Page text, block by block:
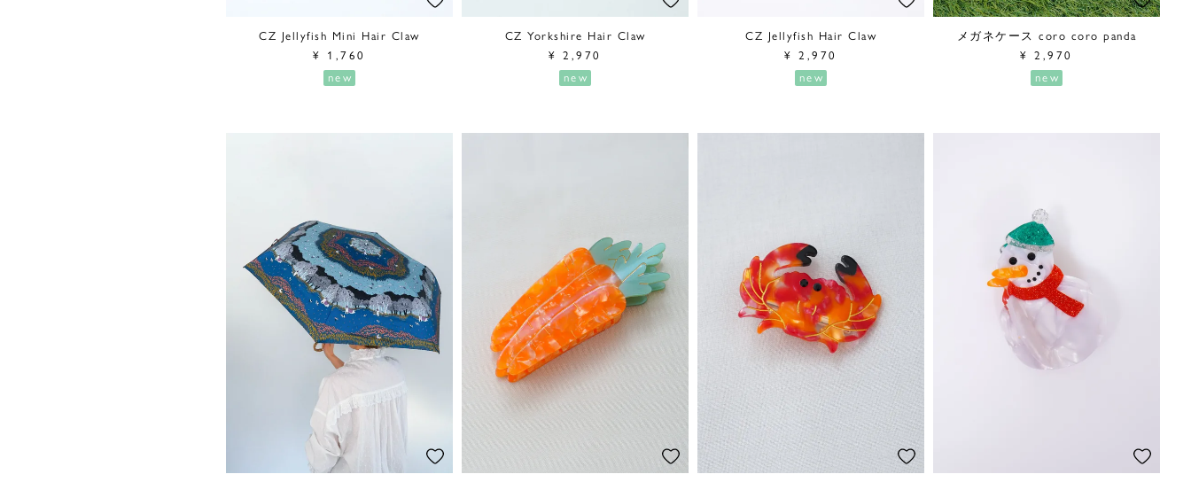
CZ Jellyfish Mini Hair Claw
¥ 1,760
new
CZ Yorkshire Hair Claw
¥ 2,970
new
CZ Jellyfish Hair Claw
¥ 2,970
new
メガネケース coro coro panda
¥ 2,970
new